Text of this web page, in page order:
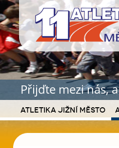
Přijďte mezi nás,
Atletika Jižní Město